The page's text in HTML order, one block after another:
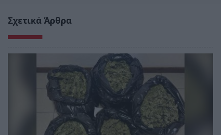
Σχετικά Άρθρα